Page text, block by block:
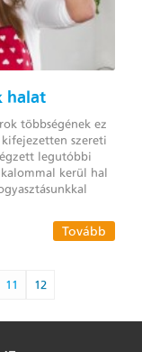
halat
többségének ez
szereti
legutóbbi
kerül hal
Tovább
11 12